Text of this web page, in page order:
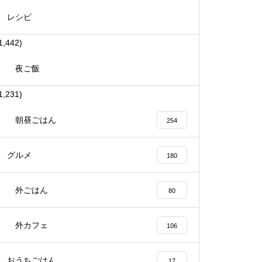
レシピ
夜ご飯
朝昼ごはん 254
グルメ 180
外ごはん 80
外カフェ 106